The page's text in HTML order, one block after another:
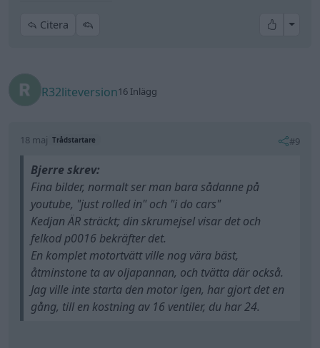
Citera All
R32liteversion16 Inlägg
18 maj Trådstartare #9
Bjerre skrev:
Fina bilder, normalt ser man bara sådanne på
youtube, "just rolled in" och "i do cars"
Kedjan ÄR sträckt; din skrumejsel visar det och
felkod p0016 bekräfter det.
En komplet motortvätt ville nog vära bäst,
åtminstone ta av oljapannan, och tvätta där också.
Jag ville inte starta den motor igen, har gjort det en
gång, till en kostning av 16 ventiler, du har 24.